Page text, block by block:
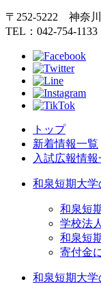
〒252-5222 神奈
TEL：042-754-
トップ
新着情報一覧
入試広報情報
和泉短期大学
和泉短
学校法
和泉短
寄付金
和泉短期大学